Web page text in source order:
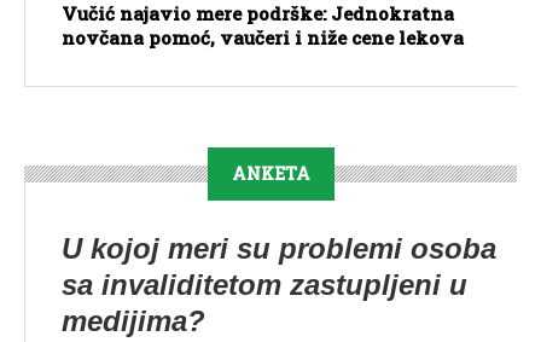
Vučić najavio mere podrške: Jednokratna
novčana pomoć, vaučeri i niže cene lekova
ANKETA
U kojoj meri su problemi osoba
sa invaliditetom zastupljeni u
medijima?